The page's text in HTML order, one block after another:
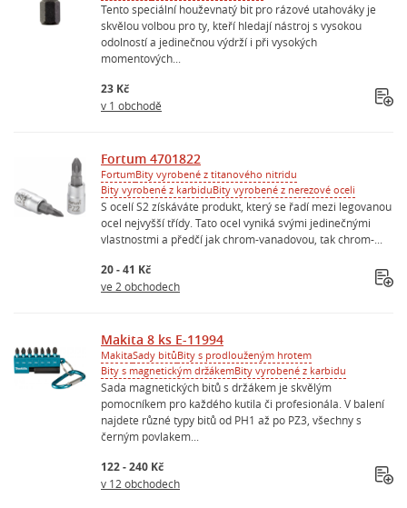
Tento speciální houževnatý bit pro rázové utahováky je
skvělou volbou pro ty, kteří hledají nástroj s vysokou
odolností a jedinečnou výdrží i při vysokých
momentových...
23 Kč
v 1 obchodě
Fortum 4701822
FortumBity vyrobené z titanového nitridu
Bity vyrobené z karbiduBity vyrobené z nerezové oceli
S ocelí S2 získáváte produkt, který se řadí mezi legovanou
ocel nejvyšší třídy. Tato ocel vyniká svými jedinečnými
vlastnostmi a předčí jak chrom-vanadovou, tak chrom-...
20 - 41 Kč
ve 2 obchodech
Makita 8 ks E-11994
MakitaSady bitůBity s prodlouženým hrotem
Bity s magnetickým držákemBity vyrobené z karbidu
Sada magnetických bitů s držákem je skvělým
pomocníkem pro každého kutila či profesionála. V balení
najdete různé typy bitů od PH1 až po PZ3, všechny s
černým povlakem...
122 - 240 Kč
v 12 obchodech